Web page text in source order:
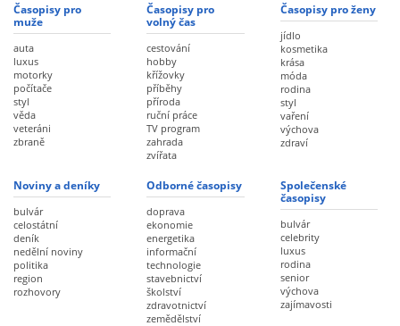
Časopisy pro
muže
auta
luxus
motorky
počítače
styl
věda
veteráni
zbraně
Časopisy pro
volný čas
cestování
hobby
křížovky
příběhy
příroda
ruční práce
TV program
zahrada
zvířata
Časopisy pro ženy
jídlo
kosmetika
krása
móda
rodina
styl
vaření
výchova
zdraví
Noviny a deníky
bulvár
celostátní
deník
nedělní noviny
politika
region
rozhovory
Odborné časopisy
doprava
ekonomie
energetika
informační
technologie
stavebnictví
školství
zdravotnictví
zemědělství
Společenské
časopisy
bulvár
celebrity
luxus
rodina
senior
výchova
zajímavosti